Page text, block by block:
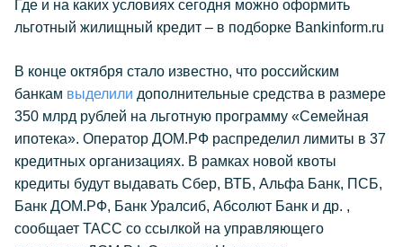
Где и на каких условиях сегодня можно оформить
льготный жилищный кредит – в подборке Bankinform.ru
В конце октября стало известно, что российским
банкам выделили дополнительные средства в размере
350 млрд рублей на льготную программу «Семейная
ипотека». Оператор ДОМ.РФ распределил лимиты в 37
кредитных организациях. В рамках новой квоты
кредиты будут выдавать Сбер, ВТБ, Альфа Банк, ПСБ,
Банк ДОМ.РФ, Банк Уралсиб, Абсолют Банк и др. ,
сообщает ТАСС со ссылкой на управляющего